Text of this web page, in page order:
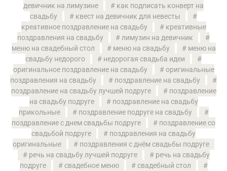
девичник на лимузине
как подписать конверт на
свадьбу
квест на девичник для невесты
креативное поздравление на свадьбу
креативные
поздравления на свадьбу
лимузин на девичник
меню на свадебный стол
меню на свадьбу
меню на
свадьбу недорого
недорогая свадьба идеи
оригинальное поздравление на свадьбу
оригинальные
поздравления на свадьбу
поздравление на свадьбу
поздравление на свадьбу лучшей подруге
поздравление
на свадьбу подруге
поздравление на свадьбу
прикольные
поздравление подруге на свадьбу
поздравление с днем свадьбы подруге
поздравление со
свадьбой подруге
поздравления на свадьбу
оригинальные
поздравления с днём свадьбы подруге
речь на свадьбу лучшей подруге
речь на свадьбу
подруге
свадебное меню
свадебный стол